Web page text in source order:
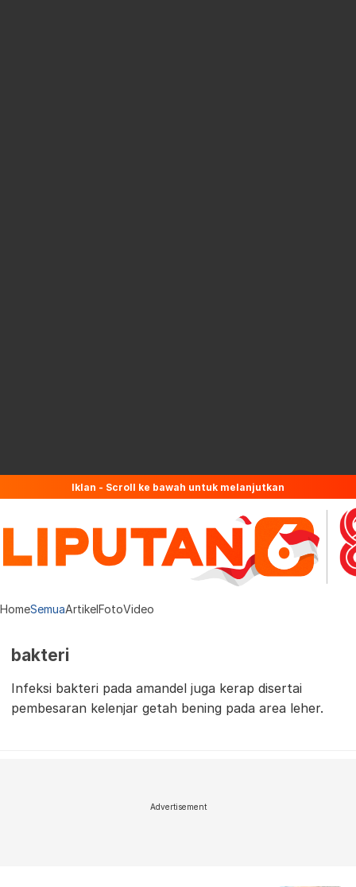
Iklan - Scroll ke bawah untuk melanjutkan
HomeSemuaArtikelFotoVideo
bakteri
Infeksi bakteri pada amandel juga kerap disertai
pembesaran kelenjar getah bening pada area leher.
Advertisement